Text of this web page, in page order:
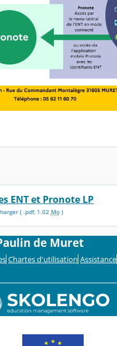
ENT et Pronote LP
( .pdf, 1.02 Mo)
de Muret
Chartes d'utilisation Assistance